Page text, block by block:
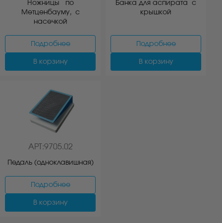
Ножницы по
Метценбауму, с
насечкой
Подробнее
В корзину
Банка для аспирата с
крышкой
Подробнее
В корзину
АРТ:9705.02
Педаль (одноклавишная)
Подробнее
В корзину